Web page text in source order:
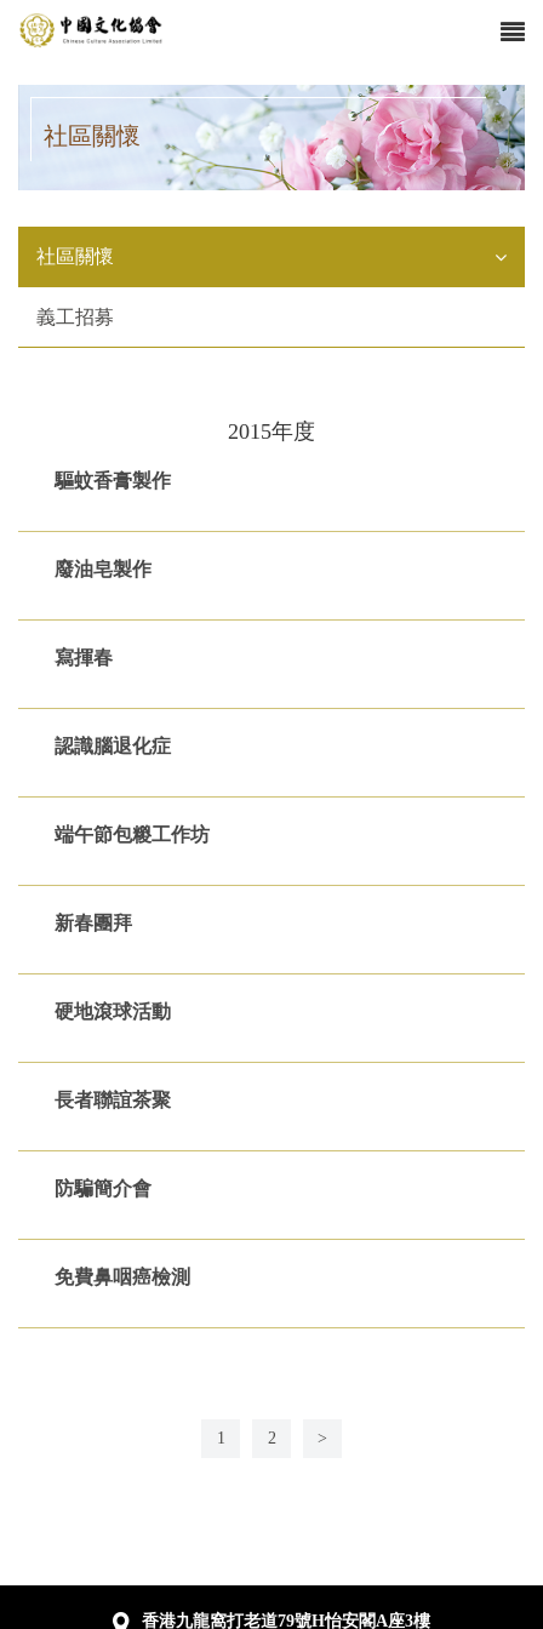
社區關懷
社區關懷
義工招募
2015年度
驅蚊香膏製作
廢油皂製作
寫揮春
認識腦退化症
端午節包糉工作坊
新春團拜
硬地滾球活動
長者聯誼茶聚
防騙簡介會
免費鼻咽癌檢測
1 2 >
香港九龍窩打老道79號H怡安閣A座3樓